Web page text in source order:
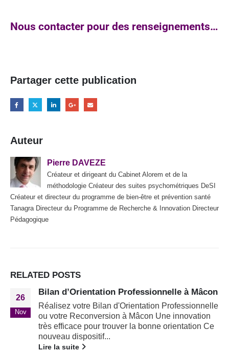
Nous contacter pour des renseignements…
Partager cette publication
Auteur
Pierre DAVEZE
Créateur et dirigeant du Cabinet Alorem et de la
méthodologie Créateur des suites psychométriques DeSI
Créateur et directeur du programme de bien-être et prévention santé
Tanagra Directeur du Programme de Recherche & Innovation Directeur
Pédagogique
RELATED POSTS
26
Nov
Bilan d’Orientation Professionnelle à Mâcon
Réalisez votre Bilan d'Orientation Professionnelle
ou votre Reconversion à Mâcon Une innovation
très efficace pour trouver la bonne orientation Ce
nouveau dispositif...
Lire la suite